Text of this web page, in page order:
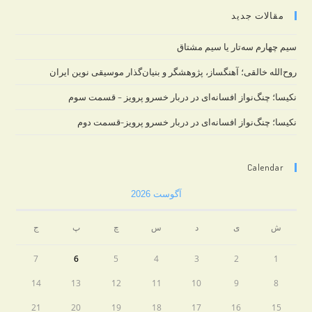
مقالات جدید
سیم چهارم سه‌تار یا سیم مشتاق
روح‌الله خالقی؛ آهنگساز، پژوهشگر و بنیان‌گذار موسیقی نوین ایران
نکیسا؛ چنگ‌نواز افسانه‌ای در دربار خسرو پرویز – قسمت سوم
نکیسا؛ چنگ‌نواز افسانه‌ای در دربار خسرو پرویز-قسمت دوم
Calendar
آگوست 2026
ش ی د س چ پ ج
1
2
3
4
5
6
7
8
9
10
11
12
13
14
15
16
17
18
19
20
21